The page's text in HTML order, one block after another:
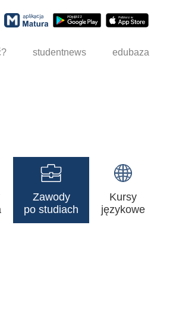
studentnews edubaza
Zawody
po studiach
Kursy
językowe